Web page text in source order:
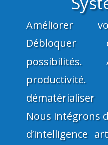
Améliorer
Débloquer
possibilités.
Nous intégrons
d’intelligence